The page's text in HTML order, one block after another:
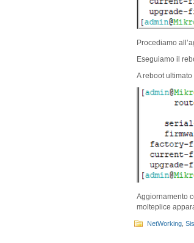
Procediamo
Eseguiamo il
A reboot
Aggiornamento
molteplice
NetWorking